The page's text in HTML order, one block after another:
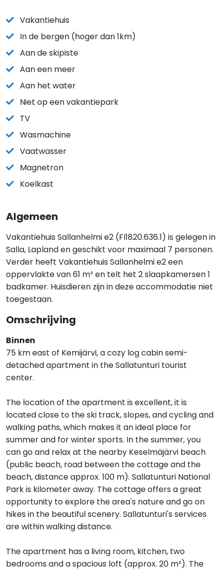
Vakantiehuis
In de bergen (hoger dan 1km)
Aan de skipiste
Aan een meer
Aan het water
Niet op een vakantiepark
TV
Wasmachine
Vaatwasser
Magnetron
Koelkast
Algemeen
Vakantiehuis Sallanhelmi e2 (FI1820.636.1) is gelegen in
Salla, Lapland en geschikt voor maximaal 7 personen.
Verder heeft Vakantiehuis Sallanhelmi e2 een
oppervlakte van 61 m² en telt het 2 slaapkamersen 1
badkamer. Huisdieren zijn in deze accommodatie niet
toegestaan.
Omschrijving
Binnen
75 km east of Kemijärvi, a cozy log cabin semi-
detached apartment in the Sallatunturi tourist
center.
The location of the apartment is excellent, it is
located close to the ski track, slopes, and cycling and
walking paths, which makes it an ideal place for
summer and for winter sports. In the summer, you
can go and relax at the nearby Keselmäjärvi beach
(public beach, road between the cottage and the
beach, distance approx. 100 m). Sallatunturi National
Park is kilometer away. The cottage offers a great
opportunity to explore the area's nature and go on
hikes in the beautiful scenery. Sallatunturi's services
are within walking distance.
The apartment has a living room, kitchen, two
bedrooms and a spacious loft (approx. 20 m²). The